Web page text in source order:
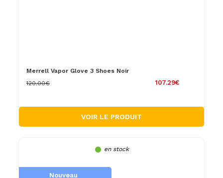
Merrell Vapor Glove 3 Shoes Noir
107.29€
120.00€
VOIR LE PRODUIT
en stock
Nouveau